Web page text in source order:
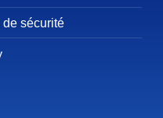
de sécurité